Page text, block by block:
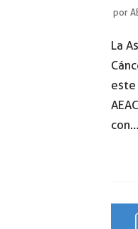
por
La
este
con…